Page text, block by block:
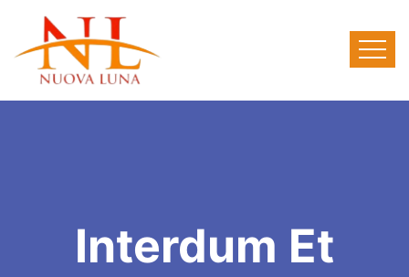
Interdum Et